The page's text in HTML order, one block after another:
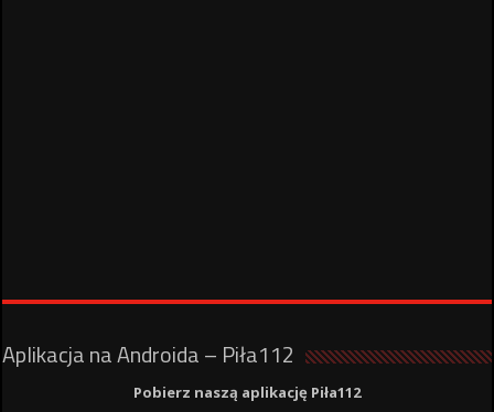
Aplikacja na Androida – Piła112
Pobierz naszą aplikację Piła112